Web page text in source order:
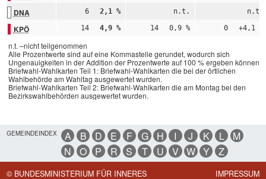
DNA 6 2,1 % n.t. n.t.
KPÖ 14 4,9 % 14 0,9 % 0 +4,1 %
n.t. –nicht teilgenommen
Alle Prozentwerte sind auf eine Kommastelle gerundet, wodurch sich
Ungenauigkeiten in der Addition der Prozentwerte auf 100 % ergeben können.
Briefwahl-Wahlkarten Teil 1: Briefwahl-Wahlkarten die bei der örtlichen
Wahlbehörde am Wahltag ausgewertet wurden.
Briefwahl-Wahlkarten Teil 2: Briefwahl-Wahlkarten die am Montag bei den
Bezirkswahlbehörden ausgewertet wurden.
GEMEINDEINDEX A B D E F G H I J K L
M
N
O P R S T U V W Y Z
© BUNDESMINISTERIUM FÜR INNERES IMPRESSUM